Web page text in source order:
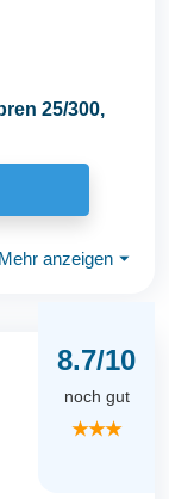
25/300,
Mehr anzeigen ⏷
8.7/10
noch gut
★★★